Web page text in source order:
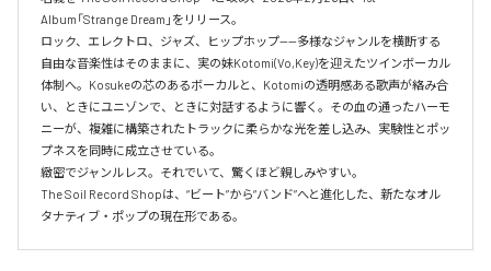
Album「Strange Dream」をリリース。
ロック、エレクトロ、ジャズ、ヒップホップ——多様なジャンルを横断する
自由な音楽性はそのままに、実の妹Kotomi(Vo,Key)を迎えたツインボーカル
体制へ。Kosukeの芯のあるボーカルと、Kotomiの透明感ある歌声が絡み合
い、ときにユニゾンで、ときに対話するように響く。その血の通ったハーモ
ニーが、複雑に構築されたトラックに柔らかな光を差し込み、実験性とポッ
プネスを同時に成立させている。
緻密でジャンルレス。それでいて、驚くほど親しみやすい。
The Soil Record Shopは、“ビート”から“バンド”へと進化した、新たなオル
タナティブ・ポップの現在形である。